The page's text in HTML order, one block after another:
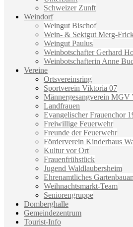
Schweizer Zunft
Weindorf
Weingut Bischof
Wein- & Sektgut Merg-
Weingut Paulus
Weinbotschafter Gerhard
Weinbotschafterin Anne
Vereine
Ortsvereinsring
Sportverein Viktoria 07
Männergesangverein MGV
Landfrauen
Evangelischer Frauenchor
Freiwillige Feuerwehr
Freunde der Feuerwehr
Förderverein Kinderhaus
Kultur vor Ort
Frauenfrühstück
Jugend Waldlaubersheim
Ehrenamtliches
Weihnachtsmarkt-Team
Seniorengruppe
Domberghalle
Gemeindezentrum
Tourist-Info